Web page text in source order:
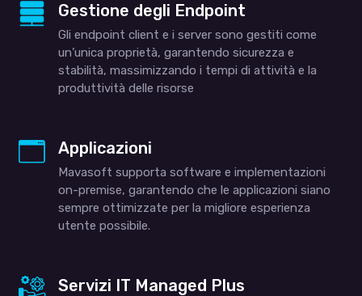
Gestione degli Endpoint
Gli endpoint client e i server sono gestiti come
un’unica proprietà, garantendo sicurezza e
stabilità, massimizzando i tempi di attività e la
produttività delle risorse
Applicazioni
Mavasoft supporta software e implementazioni
on-premise, garantendo che le applicazioni siano
sempre ottimizzate per la migliore esperienza
utente possibile.
Servizi IT Managed Plus